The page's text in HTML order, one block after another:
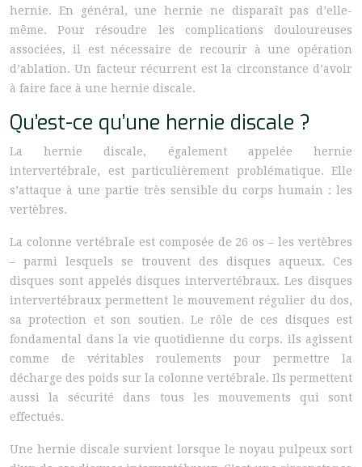
hernie. En général, une hernie ne disparaît pas d’elle-
même. Pour résoudre les complications douloureuses
associées, il est nécessaire de recourir à une opération
d’ablation. Un facteur récurrent est la circonstance d’avoir
à faire face à une hernie discale.
Qu’est-ce qu’une hernie discale ?
La hernie discale, également appelée hernie
intervertébrale, est particulièrement problématique. Elle
s’attaque à une partie très sensible du corps humain : les
vertèbres.
La colonne vertébrale est composée de 26 os – les vertèbres
– parmi lesquels se trouvent des disques aqueux. Ces
disques sont appelés disques intervertébraux. Les disques
intervertébraux permettent le mouvement régulier du dos,
sa protection et son soutien. Le rôle de ces disques est
fondamental dans la vie quotidienne du corps. ils agissent
comme de véritables roulements pour permettre la
décharge des poids sur la colonne vertébrale. Ils permettent
aussi la sécurité dans tous les mouvements qui sont
effectués.
Une hernie discale survient lorsque le noyau pulpeux sort